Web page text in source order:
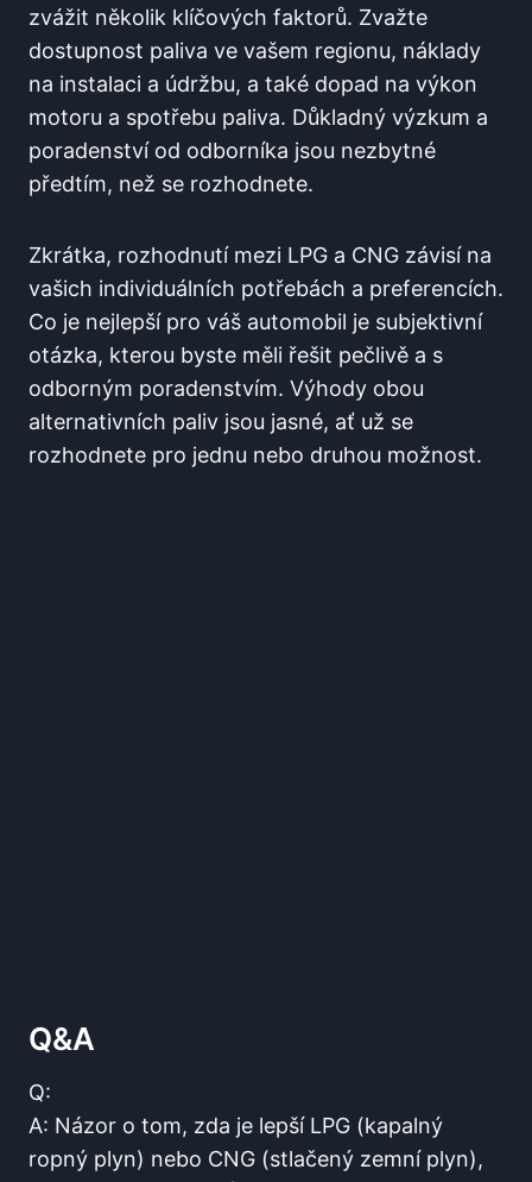
zvážit několik klíčových faktorů. Zvažte
dostupnost paliva ve vašem regionu, náklady
na instalaci a údržbu, a také dopad na výkon
motoru a spotřebu paliva. Důkladný výzkum a
poradenství od odborníka jsou nezbytné
předtím, než se rozhodnete.
Zkrátka, rozhodnutí mezi LPG a CNG závisí na
vašich individuálních potřebách a preferencích.
Co je nejlepší pro váš automobil je subjektivní
otázka, kterou byste měli řešit pečlivě a s
odborným poradenstvím. Výhody obou
alternativních paliv jsou jasné, ať už se
rozhodnete pro jednu nebo druhou možnost.
Q&A
Q:
A: Názor o tom, zda je lepší LPG (kapalný
ropný plyn) nebo CNG (stlačený zemní plyn),